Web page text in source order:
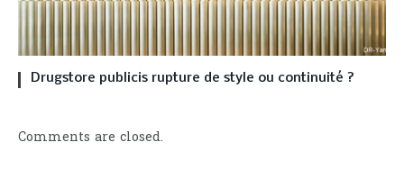
Drugstore publicis rupture de style ou continuité ?
Comments are closed.